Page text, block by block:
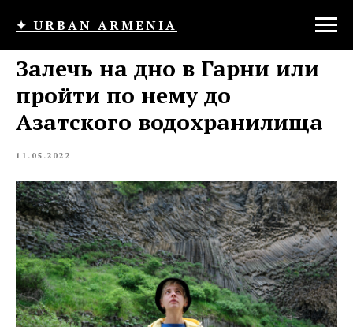
✦ URBAN ARMENIA
Залечь на дно в Гарни или
пройти по нему до
Азатского водохранилища
11.05.2022